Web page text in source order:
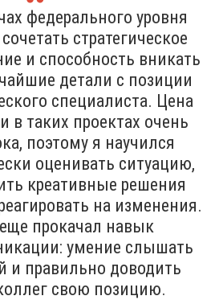
федерального уровня
стратегическое
и способность вникать
детали с позиции
специалиста. Цена
в таких проектах очень
поэтому я научился
оценивать ситуацию,
креативные решения
на изменения.
прокачал навык
умение слышать
и правильно доводить
свою позицию.